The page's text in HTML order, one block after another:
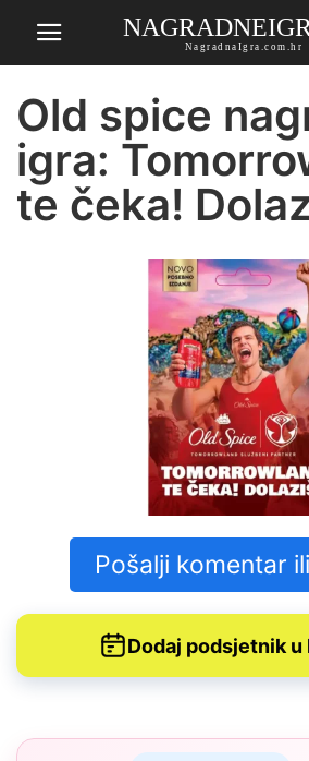
NagradnaIgra.com.hr
Old spice
igra:
te čeka!
Pošalji komentar
Dodaj podsjetnik u